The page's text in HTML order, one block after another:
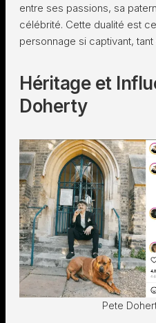
entre ses passions, sa
célébrité. Cette dualité est
personnage si captivant,
Héritage et
Doherty
Pete